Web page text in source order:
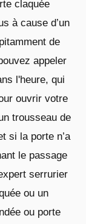
claquée
à cause d’un
de
appeler
l'heure, qui
ouvrir votre
trousseau de
si la porte n’a
le passage
serrurier
ou un
ou porte